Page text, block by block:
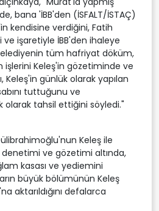
bana 'İBB'den (İSFALT/İSTAÇ)
kendisine verdiğini, Fatih
işaretiyle İBB'den ihaleye
tüm hafriyat döküm,
Keleş'in gözetiminde ve
Keleş'in günlük olarak yapılan
tuttuğunu ve
olarak tahsil ettiğini söyledi."
Keleş ile
ve gözetimi altında,
kasası ve yediemini
büyük bölümünün Keleş
aktarıldığını defalarca